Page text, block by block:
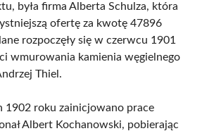
była firma Alberta Schulza, która
ofertę za kwotę 47896
rozpoczęły się w czerwcu 1901
wmurowania kamienia węgielnego
Thiel.
1902 roku zainicjowano prace
Albert Kochanowski, pobierając